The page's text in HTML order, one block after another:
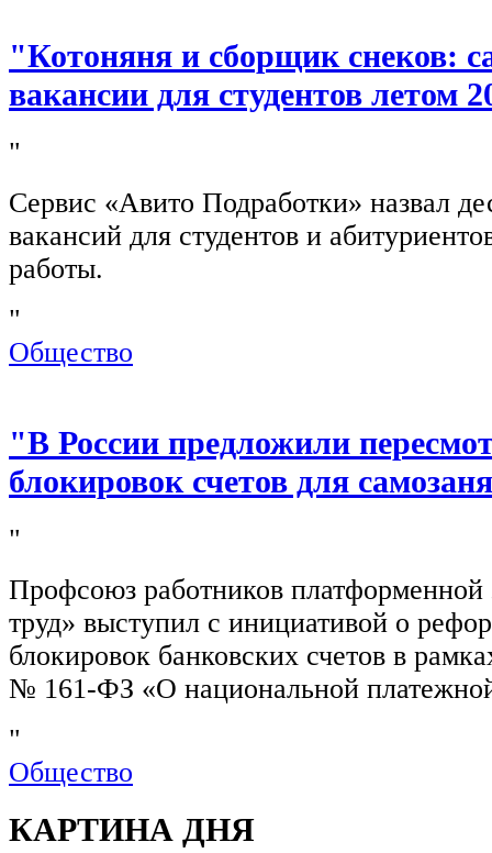
"Котоняня и сборщик снеков:
вакансии для студентов летом
"
Сервис «Авито Подработки» назвал
вакансий для студентов и
работы.
"
Общество
"В России предложили
блокировок счетов для
"
Профсоюз работников
труд» выступил с инициативой о
блокировок банковских счетов в
№ 161-ФЗ «О национальной
"
Общество
КАРТИНА ДНЯ